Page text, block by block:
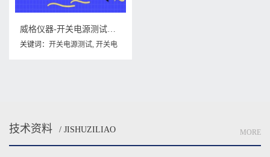
威格仪器-开关电源测试注意事项
关键词： 开关电源测试, 开关电
技术资料 / JISHUZILIAO MORE